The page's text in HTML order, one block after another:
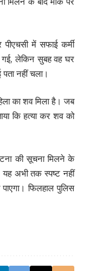
पीएचसी में सफाई कर्मी
गई, लेकिन सुबह वह घर
नहीं चला।
का शव मिला है। जब
कि हत्या कर शव को
की सूचना मिलने के
यह अभी तक स्पष्ट नहीं
पाएगा। फिलहाल पुलिस